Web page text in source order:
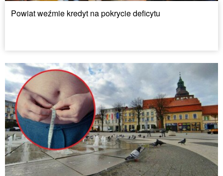
Powiat weźmie kredyt na pokrycie deficytu